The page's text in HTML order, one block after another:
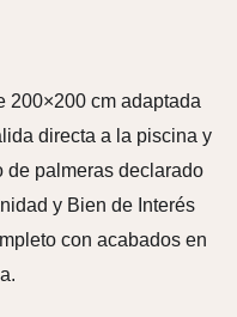
200×200 cm adaptada
directa a la piscina y
de palmeras declarado
y Bien de Interés
con acabados en